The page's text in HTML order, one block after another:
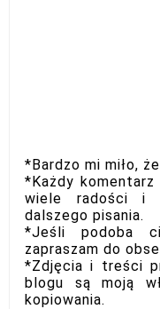
*Bardzo mi miło,
*Każdy
wiele radości i
dalszego pisania.
*Jeśli podoba
zapraszam do
*Zdjęcia i treści
blogu są moją
kopiowania.